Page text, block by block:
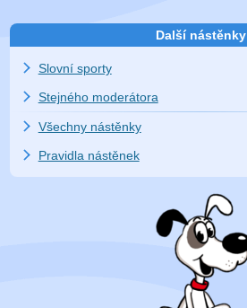
Další nástěnky
Slovní sporty
Stejného moderátora
Všechny nástěnky
Pravidla nástěnek